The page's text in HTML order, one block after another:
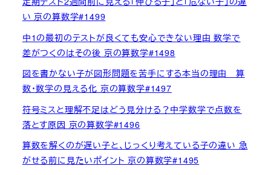
い 京の算数学#1499
中1の最初のテストが良くても安心できない理由 数学で
差がつくのはその後 京の算数学#1498
図を書かない子が図形問題を苦手にする本当の理由 算
数・数学の見える化 京の算数学#1497
符号ミスと理解不足はどう見分ける？中学数学で点数を
落とす原因 京の算数学#1496
算数を解くのが遅い子と、じっくり考えている子の違い 急
がせる前に見たいポイント 京の算数学#1495